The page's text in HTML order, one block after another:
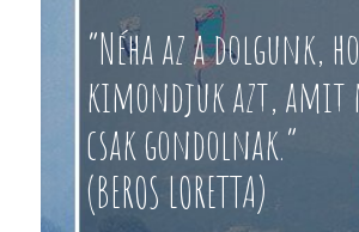
“Néha az a dolgunk,
kimondjuk azt, amit
csak gondolnak.”
(BEROS LORETTA)